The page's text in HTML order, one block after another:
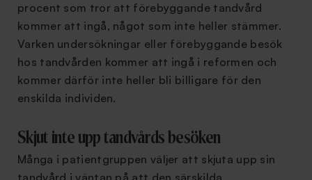
procent som tror att förebyggande tandvård
kommer att ingå, något som inte heller stämmer.
Varken undersökningar eller förebyggande besök
hos tandvården kommer att ingå i reformen och
kommer därför inte heller bli billigare för den
enskilda individen.
Skjut inte upp tandvårds besöken
Många i patientgruppen väljer att skjuta upp sin
tandvård i väntan på att den särskilda